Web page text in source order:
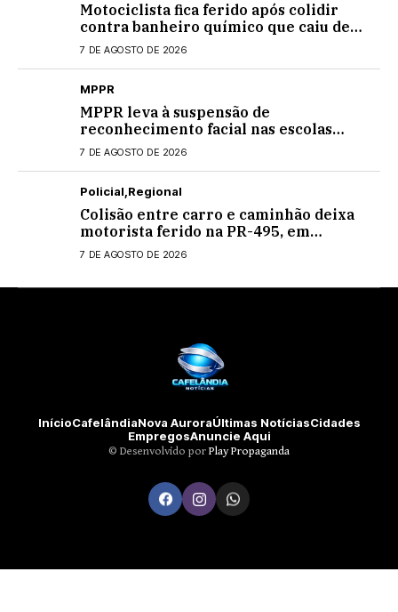
Motociclista fica ferido após colidir
contra banheiro químico que caiu de
caminhão na PRC-467, em Cascavel
7 DE AGOSTO DE 2026
MPPR
MPPR leva à suspensão de
reconhecimento facial nas escolas
estaduais
7 DE AGOSTO DE 2026
Policial Regional
Colisão entre carro e caminhão deixa
motorista ferido na PR-495, em
Medianeira
7 DE AGOSTO DE 2026
InícioCafelândiaNova AuroraÚltimas NotíciasCidades
EmpregosAnuncie Aqui
©️ Desenvolvido por Play Propaganda